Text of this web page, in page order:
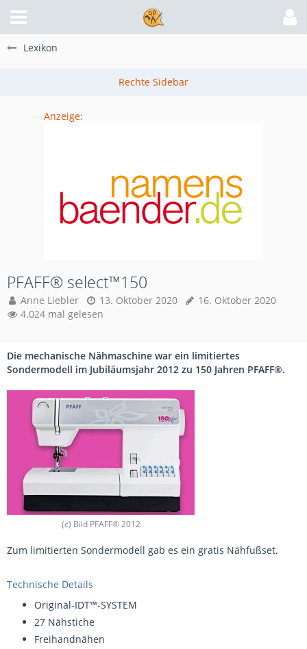
Lexikon
Anzeige:
PFAFF® select™150
Anne Liebler 13. Oktober 2020
16. Oktober 2020
4.024 mal gelesen
Die mechanische Nähmaschine war ein limitiertes
Sondermodell im Jubiläumsjahr 2012 zu 150 Jahren PFAFF®.
(c) Bild PFAFF® 2012
Zum limitierten Sondermodell gab es ein gratis Nähfußset.
Technische Details
Original-IDT™-SYSTEM
27 Nähstiche
Freihandnähen